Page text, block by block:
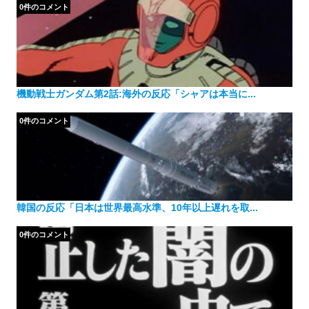
機動戦士ガンダム第2話:海外の反応「シャアは本当に...
0件のコメント
韓国の反応「日本は世界最高水準、10年以上遅れを取...
0件のコメント
0件のコメント